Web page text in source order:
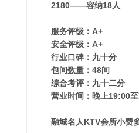
2180——容纳18人
服务评级：A+
安全评级：A+
行业口碑：九十分
包间数量：48间
综合考评：九十二分
营业时间：晚上19:00
融城名人KTV会所小费